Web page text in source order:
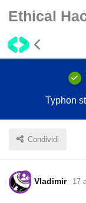
Ethical
Typhon
Condividi
Vladimir 17